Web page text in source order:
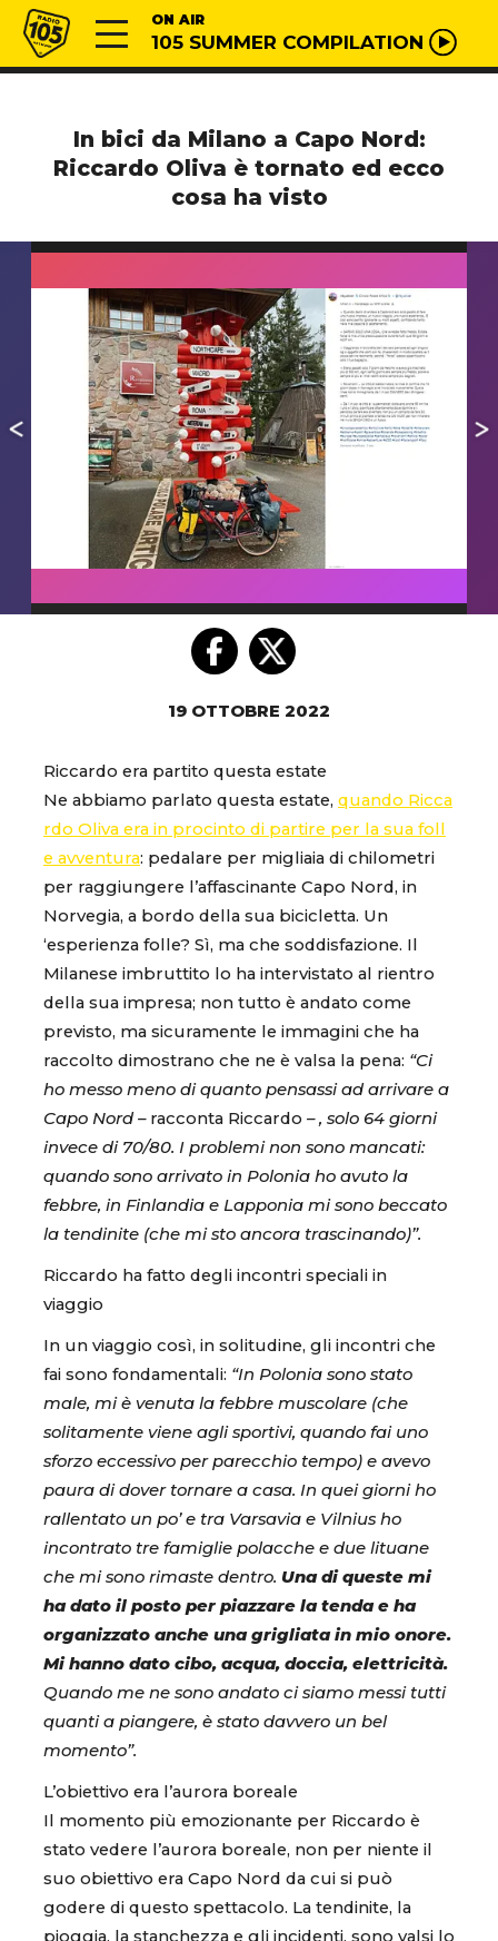
Vai al contenuto
Radio 105 ON AIR
105 SUMMER COMPILATION
In bici da Milano a Capo Nord:
Riccardo Oliva è tornato ed ecco
cosa ha visto
19 OTTOBRE 2022
Riccardo era partito questa estate
Ne abbiamo parlato questa estate, quando Ricca
rdo Oliva era in procinto di partire per la sua foll
e avventura: pedalare per migliaia di chilometri
per raggiungere l’affascinante Capo Nord, in
Norvegia, a bordo della sua bicicletta. Un
‘esperienza folle? Sì, ma che soddisfazione. Il
Milanese imbruttito lo ha intervistato al rientro
della sua impresa; non tutto è andato come
previsto, ma sicuramente le immagini che ha
raccolto dimostrano che ne è valsa la pena: “Ci
ho messo meno di quanto pensassi ad arrivare a
Capo Nord –racconta Riccardo – , solo 64 giorni
invece di 70/80. I problemi non sono mancati:
quando sono arrivato in Polonia ho avuto la
febbre, in Finlandia e Lapponia mi sono beccato
la tendinite (che mi sto ancora trascinando)”.
Riccardo ha fatto degli incontri speciali in
viaggio
In un viaggio così, in solitudine, gli incontri che
fai sono fondamentali: “In Polonia sono stato
male, mi è venuta la febbre muscolare (che
solitamente viene agli sportivi, quando fai uno
sforzo eccessivo per parecchio tempo) e avevo
paura di dover tornare a casa. In quei giorni ho
rallentato un po’ e tra Varsavia e Vilnius ho
incontrato tre famiglie polacche e due lituane
che mi sono rimaste dentro. Una di queste mi
ha dato il posto per piazzare la tenda e ha
organizzato anche una grigliata in mio onore.
Mi hanno dato cibo, acqua, doccia, elettricità.
Quando me ne sono andato ci siamo messi tutti
quanti a piangere, è stato davvero un bel
momento”.
L’obiettivo era l’aurora boreale
Il momento più emozionante per Riccardo è
stato vedere l’aurora boreale, non per niente il
suo obiettivo era Capo Nord da cui si può
godere di questo spettacolo. La tendinite, la
pioggia, la stanchezza e gli incidenti, sono valsi lo